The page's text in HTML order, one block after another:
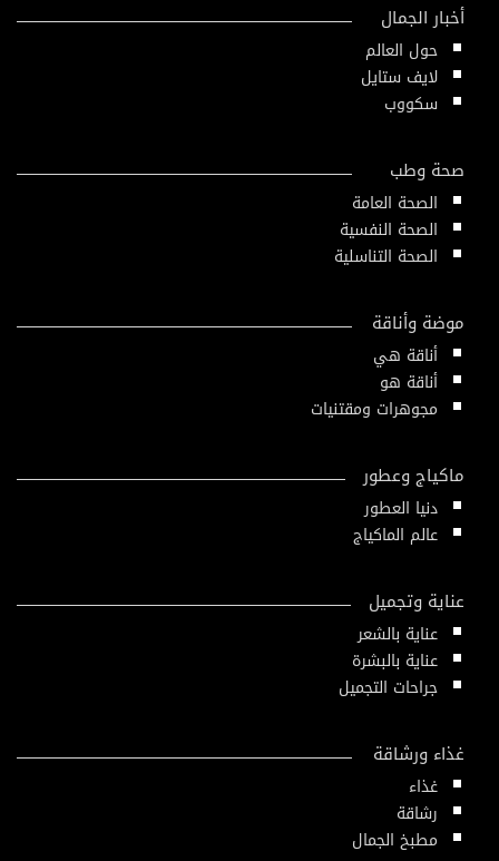
أخبار الجمال
حول العالم
لايف ستايل
سكووب
صحة وطب
الصحة العامة
الصحة النفسية
الصحة التناسلية
موضة وأناقة
أناقة هي
أناقة هو
مجوهرات ومقتنيات
ماكياج وعطور
دنيا العطور
عالم الماكياج
عناية وتجميل
عناية بالشعر
عناية بالبشرة
جراحات التجميل
غذاء ورشاقة
غذاء
رشاقة
مطبخ الجمال